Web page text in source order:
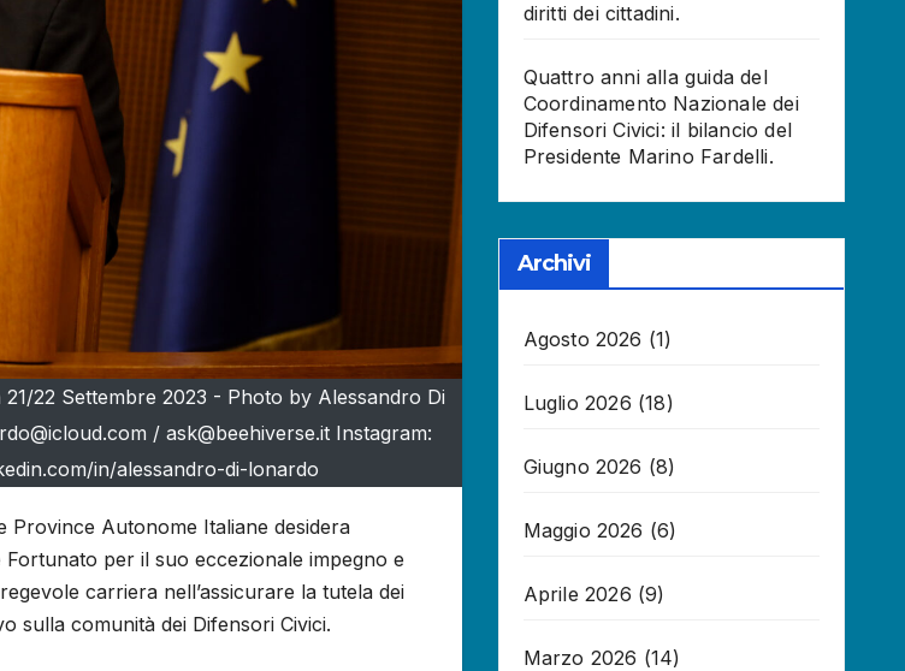
22 Settembre 2023 - Photo by Alessandro Di
/ ask@beehiverse.it Instagram:
in/alessandro-di-lonardo
Province Autonome Italiane desidera
per il suo eccezionale impegno e
carriera nell’assicurare la tutela dei
sulla comunità dei Difensori Civici.
diritti dei cittadini.
Quattro anni alla guida del
Coordinamento Nazionale dei
Difensori Civici: il bilancio del
Presidente Marino Fardelli.
Archivi
Agosto 2026 (1)
Luglio 2026 (18)
Giugno 2026 (8)
Maggio 2026 (6)
Aprile 2026 (9)
Marzo 2026 (14)